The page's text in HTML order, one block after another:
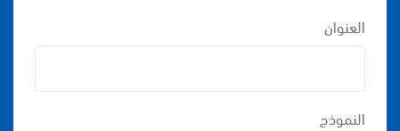
العنوان
النموذج